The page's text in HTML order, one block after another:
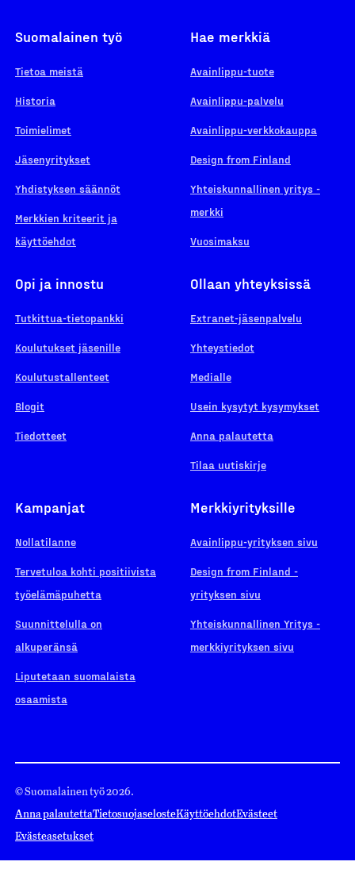
Suomalainen työ
Tietoa meistä
Historia
Toimielimet
Jäsenyritykset
Yhdistyksen säännöt
Merkkien kriteerit ja
käyttöehdot
Hae merkkiä
Avainlippu-tuote
Avainlippu-palvelu
Avainlippu-verkkokauppa
Design from Finland
Yhteiskunnallinen yritys -
merkki
Vuosimaksu
Opi ja innostu
Tutkittua-tietopankki
Koulutukset jäsenille
Koulutustallenteet
Blogit
Tiedotteet
Ollaan yhteyksissä
Extranet-jäsenpalvelu
Yhteystiedot
Medialle
Usein kysytyt kysymykset
Anna palautetta
Tilaa uutiskirje
Kampanjat
Nollatilanne
Tervetuloa kohti positiivista
työelämäpuhetta
Suunnittelulla on
alkuperänsä
Liputetaan suomalaista
osaamista
Merkkiyrityksille
Avainlippu-yrityksen sivu
Design from Finland -
yrityksen sivu
Yhteiskunnallinen Yritys -
merkkiyrityksen sivu
© Suomalainen työ 2026.
Anna palautettaTietosuojaselosteKäyttöehdotEvästeet
Evästeasetukset